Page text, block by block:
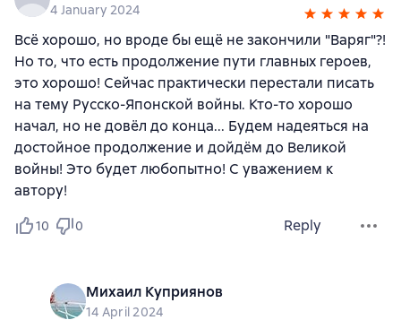
4 January 2024
Всё хорошо, но вроде бы ещё не закончили "Варяг"?!
Но то, что есть продолжение пути главных героев,
это хорошо! Сейчас практически перестали писать
на тему Русско-Японской войны. Кто-то хорошо
начал, но не довёл до конца... Будем надеяться на
достойное продолжение и дойдём до Великой
войны! Это будет любопытно! С уважением к
автору!
10 0 Reply
Михаил Куприянов
14 April 2024